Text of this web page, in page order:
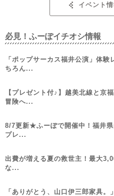
イベント
必見！ふーぽイチオシ情報
「ポップサーカス福井公演」体験
ちろん...
【プレゼント付♪】越美北線と京
冒険へ...
8/7更新★ふーぽで開催中！福井
プレ...
出費が増える夏の救世主！最大
な...
「ありがとう、山口伊三郎家具。